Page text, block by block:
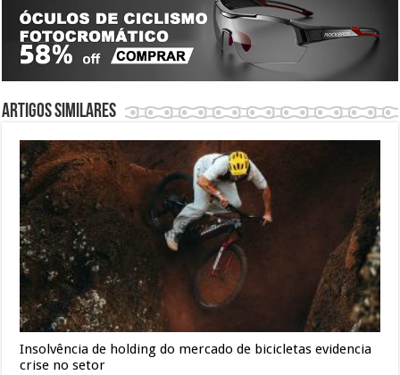
Artigos similares
Insolvência de holding do mercado de bicicletas evidencia
crise no setor